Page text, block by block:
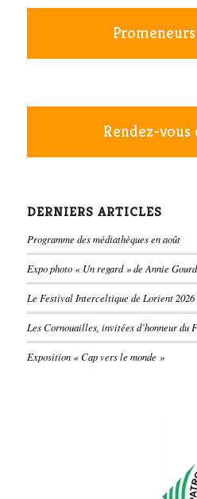
Rendez-vous
DERNIERS ARTICLES
Programme des médiathèques en août
Expo photo « Un regard » de Annie
Le Festival Interceltique de Lorient 2026
Les Cornouailles, invitées d’honneur du
Exposition « Cap vers le monde »